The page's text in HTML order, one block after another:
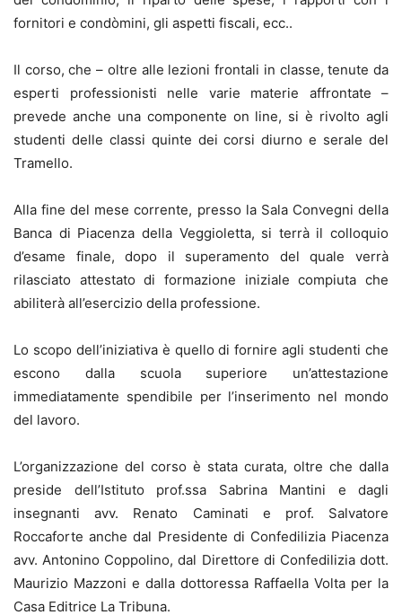
fornitori e condòmini, gli aspetti fiscali, ecc..
Il corso, che – oltre alle lezioni frontali in classe, tenute da
esperti professionisti nelle varie materie affrontate –
prevede anche una componente on line, si è rivolto agli
studenti delle classi quinte dei corsi diurno e serale del
Tramello.
Alla fine del mese corrente, presso la Sala Convegni della
Banca di Piacenza della Veggioletta, si terrà il colloquio
d’esame finale, dopo il superamento del quale verrà
rilasciato attestato di formazione iniziale compiuta che
abiliterà all’esercizio della professione.
Lo scopo dell’iniziativa è quello di fornire agli studenti che
escono dalla scuola superiore un’attestazione
immediatamente spendibile per l’inserimento nel mondo
del lavoro.
L’organizzazione del corso è stata curata, oltre che dalla
preside dell’Istituto prof.ssa Sabrina Mantini e dagli
insegnanti avv. Renato Caminati e prof. Salvatore
Roccaforte anche dal Presidente di Confedilizia Piacenza
avv. Antonino Coppolino, dal Direttore di Confedilizia dott.
Maurizio Mazzoni e dalla dottoressa Raffaella Volta per la
Casa Editrice La Tribuna.